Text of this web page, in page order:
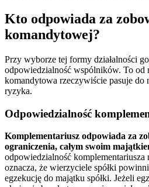
Kto odpowiada za
komandytowej?
Przy wyborze tej formy działalności
odpowiedzialność wspólników. To od
komandytowa rzeczywiście pasuje do
ryzyka.
Odpowiedzialność
Komplementariusz odpowiada za
ograniczenia, całym swoim
odpowiedzialność komplementariusza
oznacza, że wierzyciele spółki
egzekucję do majątku spółki. Jeżeli